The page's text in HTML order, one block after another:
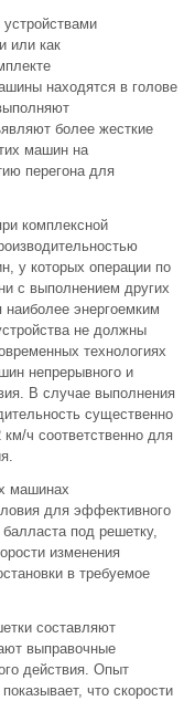
или как
находятся в голове
более жесткие
машин на
перегона для
комплексной
у которых операции по
с выполнением других
наиболее энергоемким
не должны
технологиях
непрерывного и
В случае выполнения
существенно
ч соответственно для
машинах
для эффективного
под решетку,
изменения
в требуемое
составляют
выправочные
действия. Опыт
что скорости